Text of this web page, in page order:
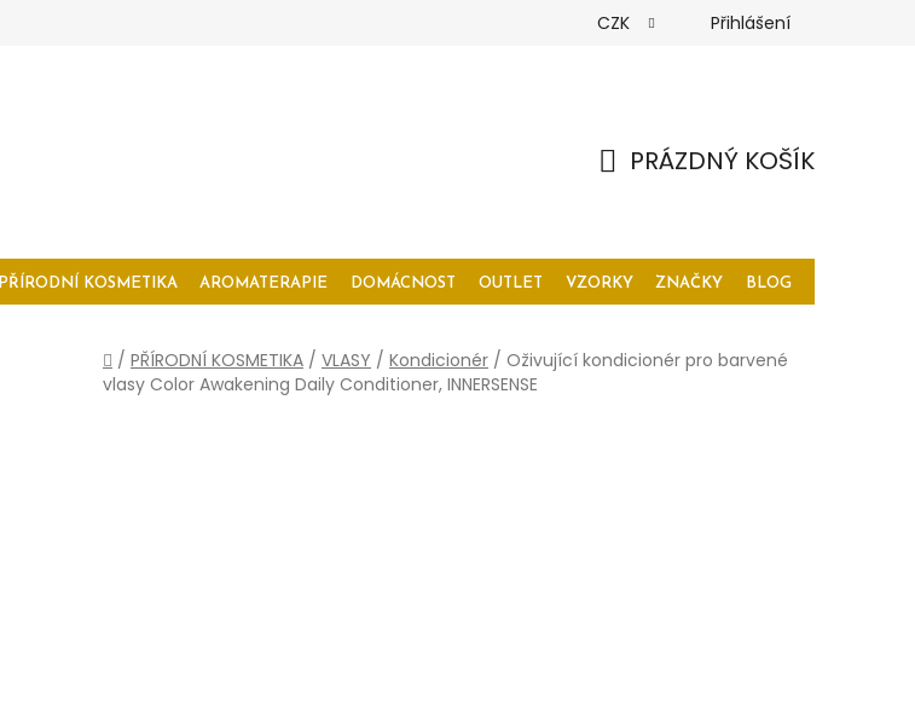
CZK Přihlášení
PRÁZDNÝ KOŠÍK
PŘÍRODNÍ KOSMETIKA AROMATERAPIE DOMÁCNOST OUTLET VZORKY ZNAČKY BLOG
Domů
/ PŘÍRODNÍ KOSMETIKA / VLASY / Kondicionér / Oživující kondicionér pro barvené
vlasy Color Awakening Daily Conditioner, INNERSENSE